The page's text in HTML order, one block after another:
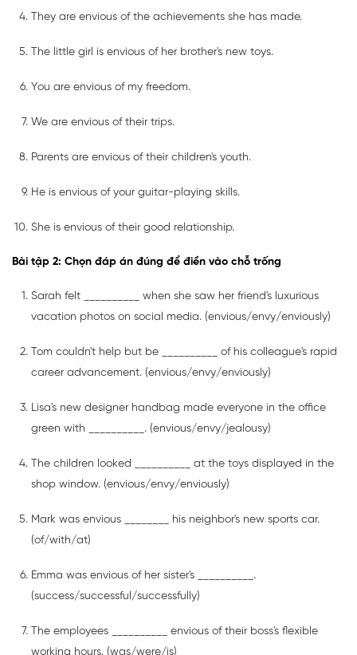
They are envious of the achievements she has made.
The little girl is envious of her brother's new toys.
You are envious of my freedom.
We are envious of their trips.
Parents are envious of their children's youth.
He is envious of your guitar-playing skills.
She is envious of their good relationship.
Bài tập 2: Chọn đáp án đúng để điền vào chỗ trống
Sarah felt __________ when she saw her friend's luxurious
vacation photos on social media. (envious/envy/enviously)
Tom couldn't help but be __________ of his colleague's rapid
career advancement. (envious/envy/enviously)
Lisa's new designer handbag made everyone in the office
green with __________. (envious/envy/jealousy)
The children looked __________ at the toys displayed in the
shop window. (envious/envy/enviously)
Mark was envious ________ his neighbor's new sports car.
(of/with/at)
Emma was envious of her sister's __________.
(success/successful/successfully)
The employees __________ envious of their boss's flexible
working hours. (was/were/is)